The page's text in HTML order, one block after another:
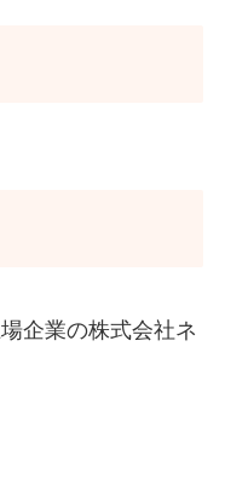
企業の株式会社ネ